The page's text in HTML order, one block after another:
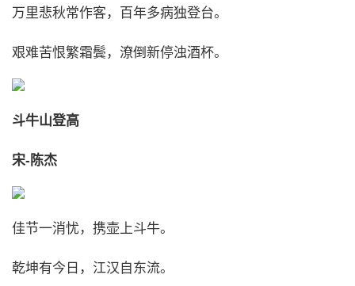
万里悲秋常作客，百年多病独登台。
艰难苦恨繁霜鬓，潦倒新停浊酒杯。
斗牛山登高
宋-陈杰
佳节一消忧，携壶上斗牛。
乾坤有今日，江汉自东流。